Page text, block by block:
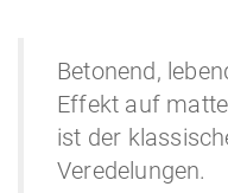
Betonend,
Effekt auf
ist der
Veredelungen.